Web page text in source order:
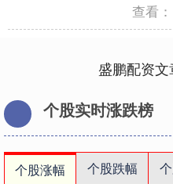
查看：
盛鹏配资
个股实时涨跌榜
个股涨幅 个股跌幅